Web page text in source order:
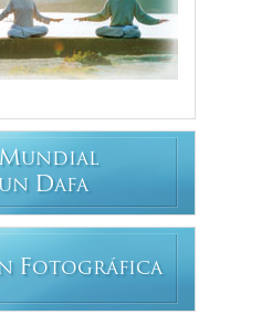
MUNDIAL
DAFA
FOTOGRÁFICA